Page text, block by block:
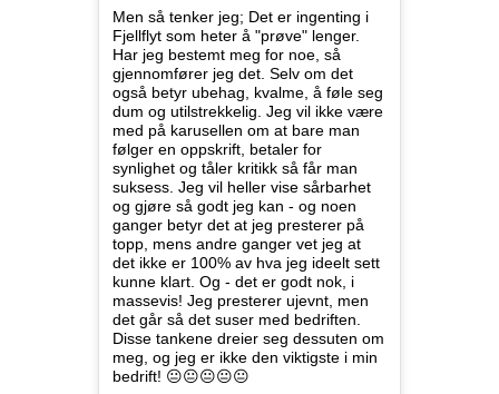
Men så tenker jeg; Det er ingenting i
Fjellflyt som heter å "prøve" lenger.
Har jeg bestemt meg for noe, så
gjennomfører jeg det. Selv om det
også betyr ubehag, kvalme, å føle seg
dum og utilstrekkelig. Jeg vil ikke være
med på karusellen om at bare man
følger en oppskrift, betaler for
synlighet og tåler kritikk så får man
suksess. Jeg vil heller vise sårbarhet
og gjøre så godt jeg kan - og noen
ganger betyr det at jeg presterer på
topp, mens andre ganger vet jeg at
det ikke er 100% av hva jeg ideelt sett
kunne klart. Og - det er godt nok, i
massevis! Jeg presterer ujevnt, men
det går så det suser med bedriften.
Disse tankene dreier seg dessuten om
meg, og jeg er ikke den viktigste i min
bedrift! 😐😐😐😐😐